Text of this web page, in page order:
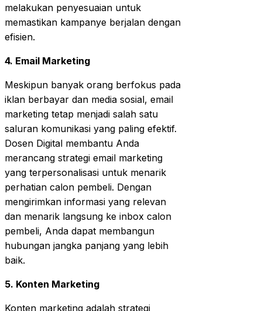
melakukan penyesuaian untuk
memastikan kampanye berjalan dengan
efisien.
4. Email Marketing
Meskipun banyak orang berfokus pada
iklan berbayar dan media sosial, email
marketing tetap menjadi salah satu
saluran komunikasi yang paling efektif.
Dosen Digital membantu Anda
merancang strategi email marketing
yang terpersonalisasi untuk menarik
perhatian calon pembeli. Dengan
mengirimkan informasi yang relevan
dan menarik langsung ke inbox calon
pembeli, Anda dapat membangun
hubungan jangka panjang yang lebih
baik.
5. Konten Marketing
Konten marketing adalah strategi